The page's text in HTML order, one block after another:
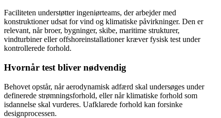
Faciliteten understøtter ingeniørteams, der arbejder med
konstruktioner udsat for vind og klimatiske påvirkninger. Den er
relevant, når broer, bygninger, skibe, maritime strukturer,
vindturbiner eller offshoreinstallationer kræver fysisk test under
kontrollerede forhold.
Hvornår test bliver nødvendig
Behovet opstår, når aerodynamisk adfærd skal undersøges under
definerede strømningsforhold, eller når klimatiske forhold som
isdannelse skal vurderes. Uafklarede forhold kan forsinke
designprocessen.